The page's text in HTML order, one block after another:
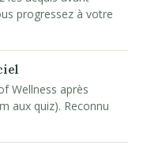
progressez à votre
Wellness après
aux quiz). Reconnu